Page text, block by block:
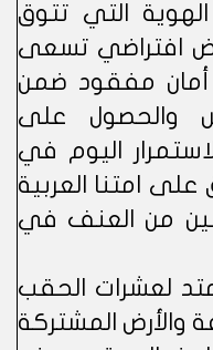
التي تتوق
افتراضي تسعى
أمان مفقود ضمن
والحصول على
اليوم في
امتنا العربية
من العنف في
لعشرات الحقب
والأرض المشتركة